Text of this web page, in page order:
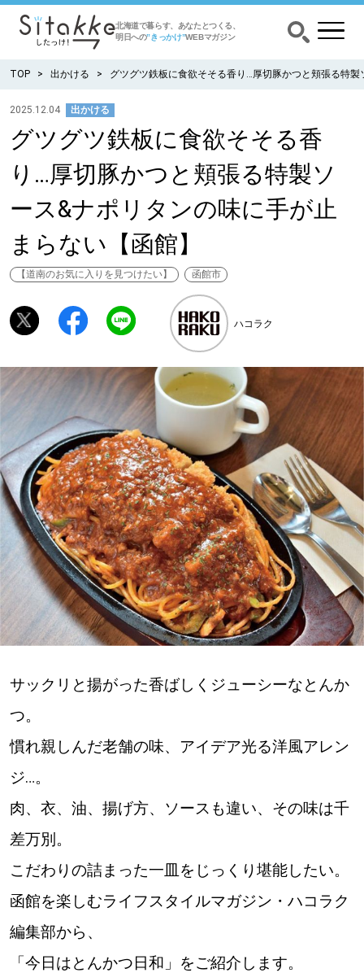
北海道で暮らす、あなたとつくる、
明日への”きっかけ”WEBマガジン
CATEGORY カテゴリー
食べる
暮らす
みがく
ゆるむ
SitakkeTV
LOCAL ローカルエリア
all
札幌
道南
道央
KEYWORD キーワード
Sitakke編集部あい
【いろんな価値観や生き方に触れたい】
TOP 出かける グツグツ鉄板に食欲そそる香り…厚切豚かつと頬張る特
2025.12.04 出かける
グツグツ鉄板に食欲そそる香
り…厚切豚かつと頬張る特製ソ
ース&ナポリタンの味に手が止
まらない【函館】
【道南のお気に入りを見つけたい】 函館市
ハコラク
サックリと揚がった香ばしくジューシーなとんか
つ。
慣れ親しんだ老舗の味、アイデア光る洋風アレン
ジ…。
肉、衣、油、揚げ方、ソースも違い、その味は千
差万別。
こだわりの詰まった一皿をじっくり堪能したい。
函館を楽しむライフスタイルマガジン・ハコラク
編集部から、
「今日はとんかつ日和」をご紹介します。